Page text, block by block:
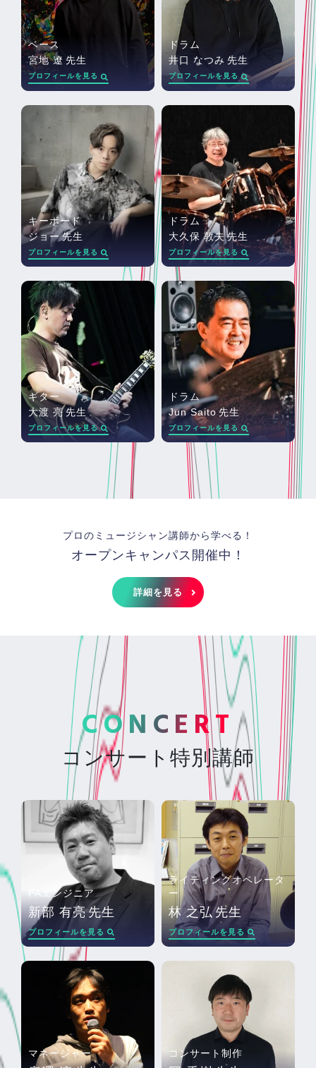
ベース
宮地 遼 先生
プロフィールを見る
ドラム
井口 なつみ 先生
プロフィールを見る
キーボード
ジョー先生
プロフィールを見る
ドラム
大久保 敦夫先生
プロフィールを見る
ギター
大渡 亮先生
プロフィールを見る
ドラム
Jun Saito先生
プロフィールを見る
プロのミュージシャン講師から学べる！
オープンキャンパス開催中！
詳細を見る
CONCERT
コンサート特別講師
PAエンジニア
新部 有亮先生
プロフィールを見る
ライティングオペレータ
ー
林 之弘先生
プロフィールを見る
マネージャー コンサート制作